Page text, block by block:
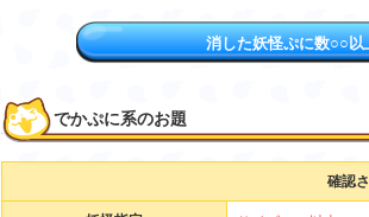
消した妖怪ぷに数○○
でかぷに系のお題
確認